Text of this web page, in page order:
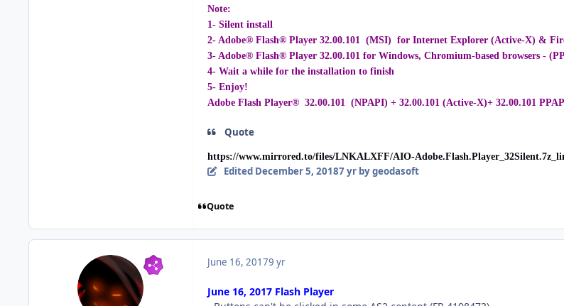
Note:
1- Silent install
2- Adobe® Flash® Player 32.00.101 (MSI) for Internet Explorer (Active-X) &
3- Adobe® Flash® Player 32.00.101 for Windows, Chromium-based browsers -
4- Wait a while for the installation to finish
5- Enjoy!
Adobe Flash Player® 32.00.101 (NPAPI) + 32.00.101 (Active-X)+ 32.00.101
Quote
https://www.mirrored.to/files/LNKALXFF/AIO-
Edited December 5, 20187 yrby geodasoft
Quote
June 16, 20179 yr
June 16, 2017 Flash Player